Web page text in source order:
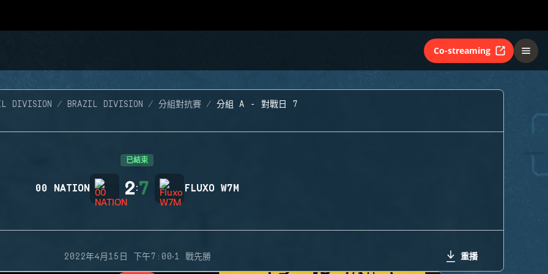
Co-streaming
DIVISION BRAZIL DIVISION 分組對抗賽 分組 A - 對戰日 7
已結束
00 NATION 2:7 FLUXO W7M
2022年4月15日 下午7:00·1 戰先勝 重播